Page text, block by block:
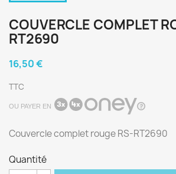
COUVERCLE COMPLET
RT2690
16,50 €
TTC
OU PAYER EN
Couvercle complet rouge RS-RT2690
Quantité